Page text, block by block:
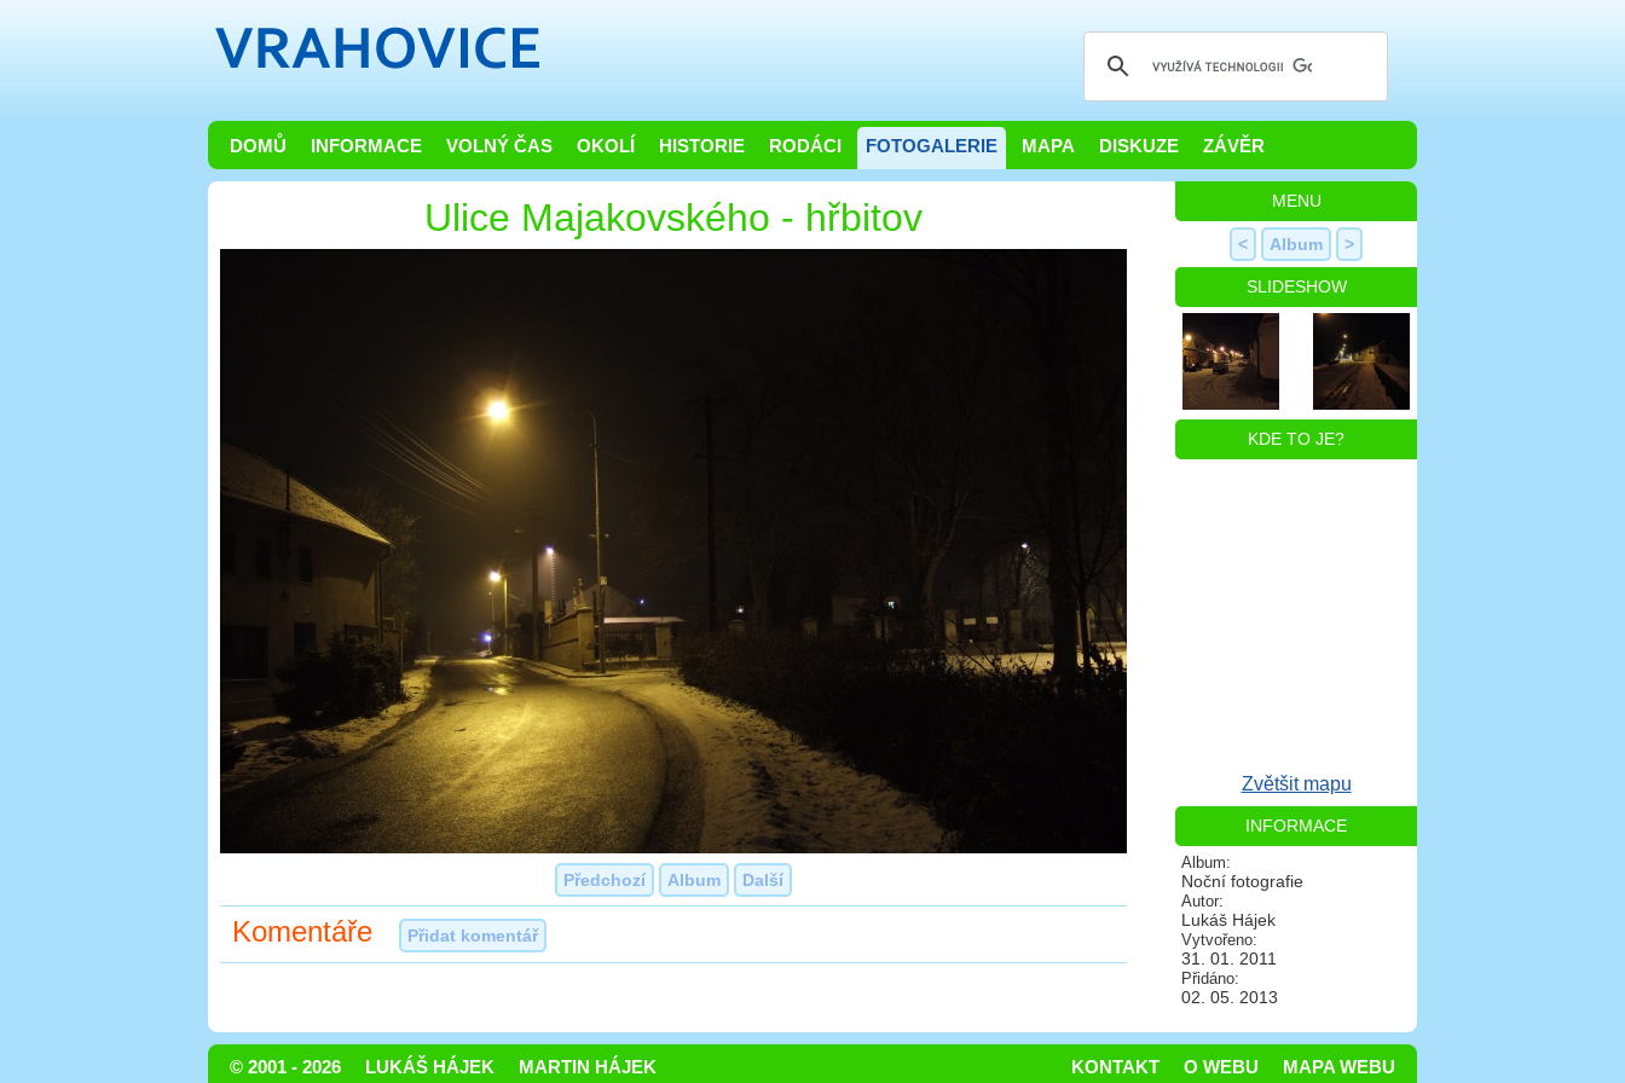
DOMŮ INFORMACE VOLNÝ ČAS OKOLÍ HISTORIE RODÁCI FOTOGALERIE MAPA DISKUZE ZÁVĚR
Ulice Majakovského - hřbitov
Předchozí Album Další
Komentáře Přidat komentář
MENU
< Album >
SLIDESHOW
KDE TO JE?
Zvětšit mapu
INFORMACE
Album:
Noční fotografie
Autor:
Lukáš Hájek
Vytvořeno:
31. 01. 2011
Přidáno:
02. 05. 2013
© 2001 - 2026 LUKÁŠ HÁJEK MARTIN HÁJEK MAPA WEBU
O WEBU
KONTAKT